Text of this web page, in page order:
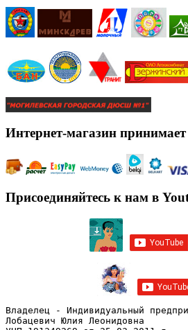
Интернет-магазин
Присоединяйтесь к нам в
Владелец - Индивидуальный
Лобацевич Юлия Леонидовна